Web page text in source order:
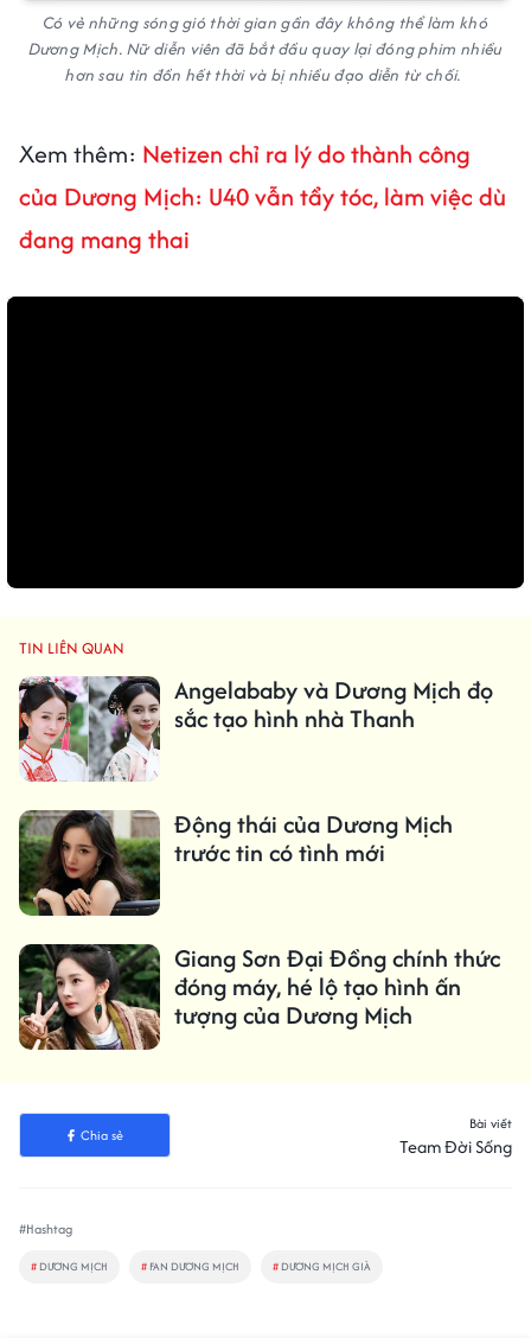
Có vẻ những sóng gió thời gian gần đây không thể làm khó
Dương Mịch. Nữ diễn viên đã bắt đầu quay lại đóng phim nhiều
hơn sau tin đồn hết thời và bị nhiều đạo diễn từ chối.
Xem thêm: Netizen chỉ ra lý do thành công
của Dương Mịch: U40 vẫn tẩy tóc, làm việc dù
đang mang thai
TIN LIÊN QUAN
Angelababy và Dương Mịch đọ
sắc tạo hình nhà Thanh
Động thái của Dương Mịch
trước tin có tình mới
Giang Sơn Đại Đồng chính thức
đóng máy, hé lộ tạo hình ấn
tượng của Dương Mịch
Chia sẻ
Bài viết
Team Đời Sống
#Hashtag
# DƯƠNG MỊCH # FAN DƯƠNG MỊCH # DƯƠNG MỊCH GIÀ